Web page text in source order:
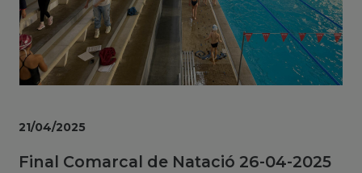
Final Comarcal de Natació 26-04-2025
21/04/2025